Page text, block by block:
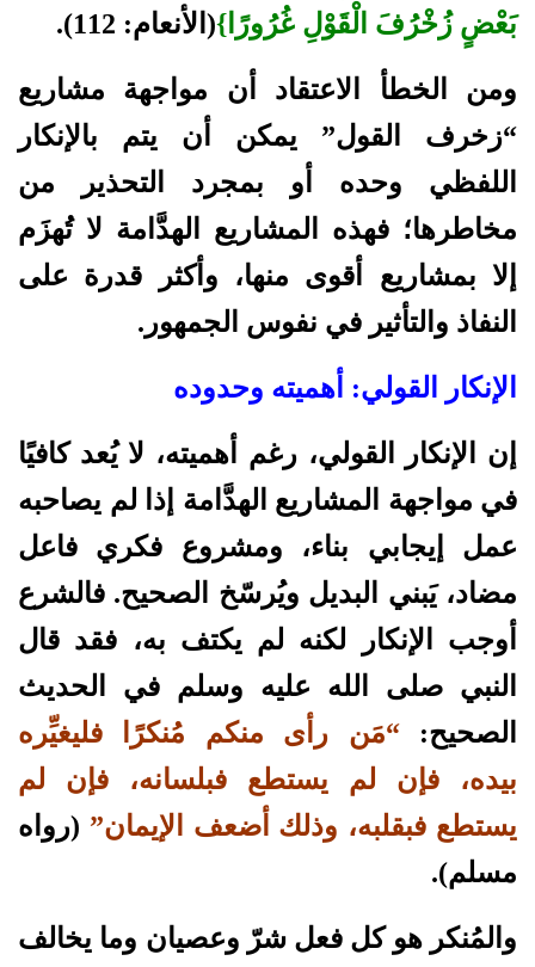
بَعْضٍ زُخْرُفَ الْقَوْلِ غُرُورًا}(الأنعام: 112).
ومن الخطأ الاعتقاد أن مواجهة مشاريع
“زخرف القول” يمكن أن يتم بالإنكار
اللفظي وحده أو بمجرد التحذير من
مخاطرها؛ فهذه المشاريع الهدَّامة لا تُهزَم
إلا بمشاريع أقوى منها، وأكثر قدرة على
النفاذ والتأثير في نفوس الجمهور.
الإنكار القولي: أهميته وحدوده
إن الإنكار القولي، رغم أهميته، لا يُعد كافيًا
في مواجهة المشاريع الهدَّامة إذا لم يصاحبه
عمل إيجابي بناء، ومشروع فكري فاعل
مضاد، يَبني البديل ويُرسّخ الصحيح. فالشرع
أوجب الإنكار لكنه لم يكتف به، فقد قال
النبي صلى الله عليه وسلم في الحديث
الصحيح:“مَن رأى منكم مُنكرًا فليغيِّره
بيده، فإن لم يستطع فبلسانه، فإن لم
يستطع فبقلبه، وذلك أضعف الإيمان” (رواه
مسلم).
والمُنكر هو كل فعل شرّ وعصيان وما يخالف